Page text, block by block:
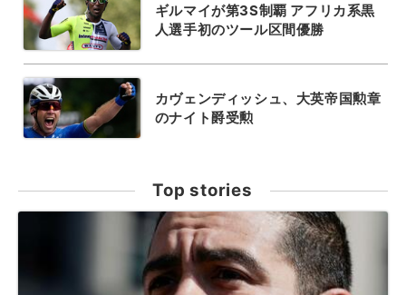
ギルマイが第3S制覇 アフリカ系黒
人選手初のツール区間優勝
カヴェンディッシュ、大英帝国勲章
のナイト爵受勲
Top stories